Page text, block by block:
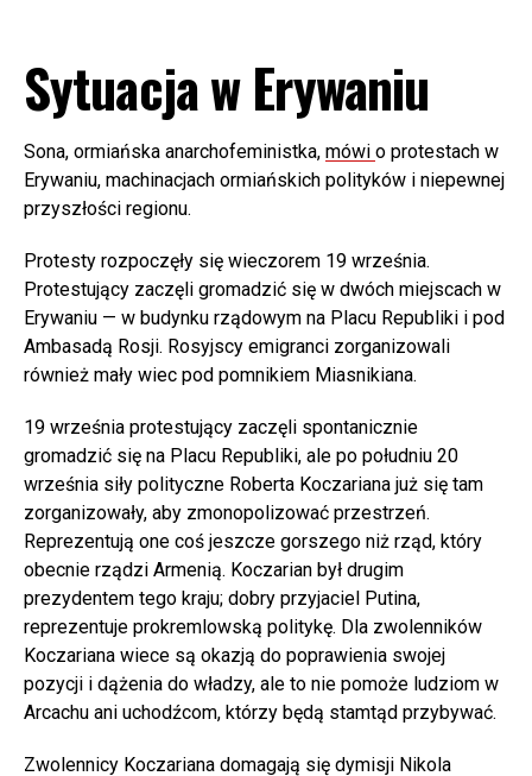
Sytuacja w Erywaniu
Sona, ormiańska anarchofeministka, mówi o protestach w
Erywaniu, machinacjach ormiańskich polityków i niepewnej
przyszłości regionu.
Protesty rozpoczęły się wieczorem 19 września.
Protestujący zaczęli gromadzić się w dwóch miejscach w
Erywaniu — w budynku rządowym na Placu Republiki i pod
Ambasadą Rosji. Rosyjscy emigranci zorganizowali
również mały wiec pod pomnikiem Miasnikiana.
19 września protestujący zaczęli spontanicznie
gromadzić się na Placu Republiki, ale po południu 20
września siły polityczne Roberta Koczariana już się tam
zorganizowały, aby zmonopolizować przestrzeń.
Reprezentują one coś jeszcze gorszego niż rząd, który
obecnie rządzi Armenią. Koczarian był drugim
prezydentem tego kraju; dobry przyjaciel Putina,
reprezentuje prokremlowską politykę. Dla zwolenników
Koczariana wiece są okazją do poprawienia swojej
pozycji i dążenia do władzy, ale to nie pomoże ludziom w
Arcachu ani uchodźcom, którzy będą stamtąd przybywać.
Zwolennicy Koczariana domagają się dymisji Nikola